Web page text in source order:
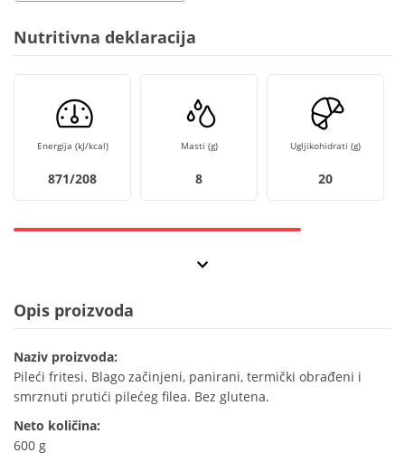
Nutritivna deklaracija
Energija (kJ/kcal)
871/208
Masti (g)
8
Ugljikohidrati (g)
20
Opis proizvoda
Naziv proizvoda:
Pileći fritesi. Blago začinjeni, panirani, termički obrađeni i
smrznuti prutići pilećeg filea. Bez glutena.
Neto količina:
600 g